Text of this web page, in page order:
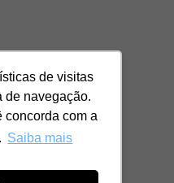
de visitas
de navegação.
concorda com a
Saiba mais